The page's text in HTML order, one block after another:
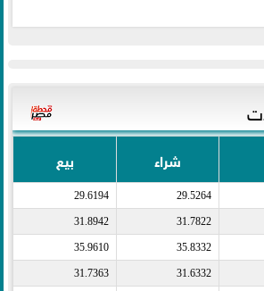
شراء بيع
29.5264
29.6194
31.7822
31.8942
35.8332
35.9610
31.6332
31.7363